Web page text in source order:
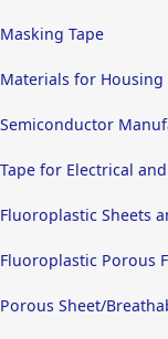
Masking Tape
Materials for
Semiconductor
Tape for Electrical
Fluoroplastic Sheets
Fluoroplastic Porous
Porous Sheet/